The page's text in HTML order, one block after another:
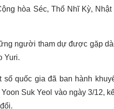
hòa Séc, Thổ Nhĩ Kỳ,
người tham dự được gặp
Yuri.
số quốc gia đã ban hành
Suk Yeol vào ngày 3/12,